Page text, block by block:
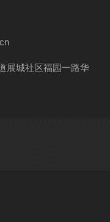
展城社区福园一路华